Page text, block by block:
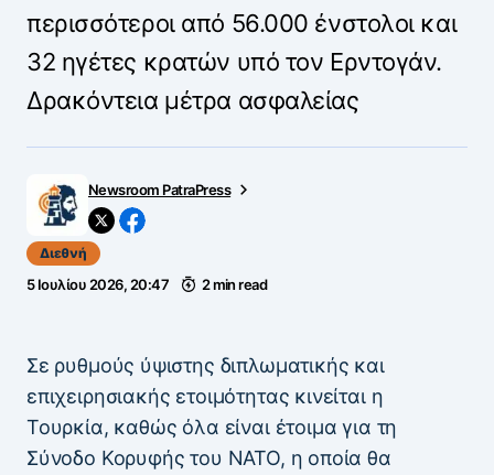
περισσότεροι από 56.000 ένστολοι και
32 ηγέτες κρατών υπό τον Ερντογάν.
Δρακόντεια μέτρα ασφαλείας
Newsroom PatraPress
Διεθνή
5 Ιουλίου 2026, 20:47 2 min read
Σε ρυθμούς ύψιστης διπλωματικής και
επιχειρησιακής ετοιμότητας κινείται η
Τουρκία, καθώς όλα είναι έτοιμα για τη
Σύνοδο Κορυφής του ΝΑΤΟ, η οποία θα